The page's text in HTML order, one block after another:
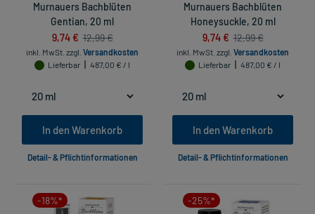
Murnauers Bachblüten
Gentian, 20 ml
9,74 € 12,99 €
inkl. MwSt. zzgl. Versandkosten
Lieferbar
487,00 € / l
In den Warenkorb
Detail- & Pflichtinformationen
Murnauers Bachblüten
Honeysuckle, 20 ml
9,74 € 12,99 €
inkl. MwSt. zzgl. Versandkosten
Lieferbar
487,00 € / l
In den Warenkorb
Detail- & Pflichtinformationen
-18%* -25%*